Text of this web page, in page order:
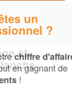
et
?
d'affaireset
de